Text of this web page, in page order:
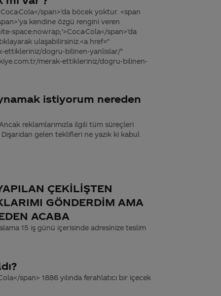
Cola</span>'da böcek yoktur. <span
kendine özgü rengini veren
space:nowrap;'>Coca-Cola</span>’da
ulaşabilirsiniz.<a href="
ettikleriniz/dogru-bilinen-yanlislar/"
merak-ettikleriniz/dogru-bilinen-
istiyorum nereden
reklamlarımızla ilgili tüm süreçleri
gelen teklifleri ne yazık ki kabul
ÇEKİLİŞTEN
GÖNDERDİM AMA
ACABA
15 iş günü içerisinde adresinize teslim
span> 1886 yılında ferahlatıcı bir içecek